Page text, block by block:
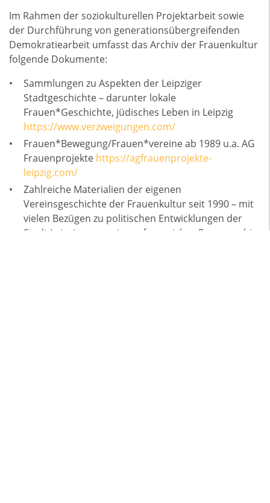
Im Rahmen der soziokulturellen Projektarbeit sowie
der Durchführung von generationsübergreifenden
Demokratiearbeit umfasst das Archiv der Frauenkultur
folgende Dokumente:
Sammlungen zu Aspekten der Leipziger
Stadtgeschichte – darunter lokale
Frauen*Geschichte, jüdisches Leben in Leipzig
https://www.verzweigungen.com/
Frauen*Bewegung/Frauen*vereine ab 1989 u.a. AG
Frauenprojekte https://agfrauenprojekte-
leipzig.com/
Zahlreiche Materialien der eigenen
Vereinsgeschichte der Frauenkultur seit 1990 – mit
vielen Bezügen zu politischen Entwicklungen der
Stadt Leipzig – u. a. ein umfangreiches Pressearchiv,